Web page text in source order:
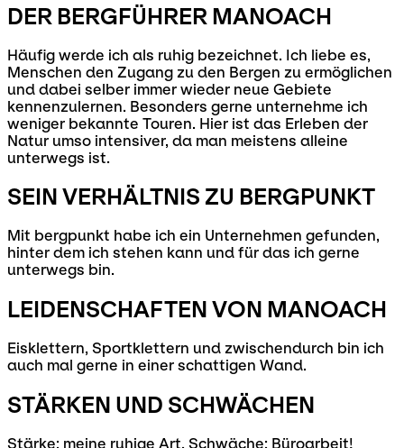
DER BERGFÜHRER MANOACH
Häufig werde ich als ruhig bezeichnet. Ich liebe es,
Menschen den Zugang zu den Bergen zu ermöglichen
und dabei selber immer wieder neue Gebiete
kennenzulernen. Besonders gerne unternehme ich
weniger bekannte Touren. Hier ist das Erleben der
Natur umso intensiver, da man meistens alleine
unterwegs ist.
SEIN VERHÄLTNIS ZU BERGPUNKT
Mit bergpunkt habe ich ein Unternehmen gefunden,
hinter dem ich stehen kann und für das ich gerne
unterwegs bin.
LEIDENSCHAFTEN VON MANOACH
Eisklettern, Sportklettern und zwischendurch bin ich
auch mal gerne in einer schattigen Wand.
STÄRKEN UND SCHWÄCHEN
Stärke: meine ruhige Art. Schwäche: Büroarbeit!